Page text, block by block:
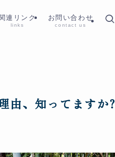
連リンク
links
お問い合わせ
contact us
由、知ってますか?